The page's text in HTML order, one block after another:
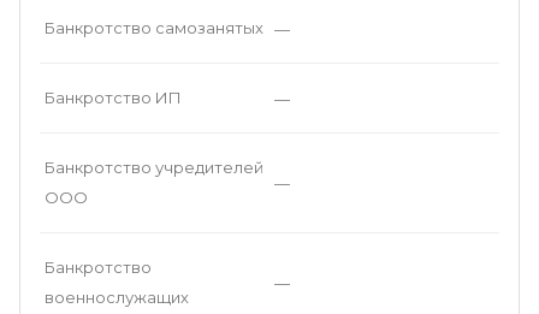
Банкротство самозанятых —
Банкротство ИП —
Банкротство учредителей
ООО
—
Банкротство
военнослужащих
—